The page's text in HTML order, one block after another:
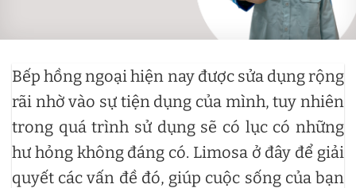
Bếp hồng ngoại hiện nay được sửa dụng rộng
rãi nhờ vào sự tiện dụng của mình, tuy nhiên
trong quá trình sử dụng sẽ có lục có những
hư hỏng không đáng có. Limosa ở đây để giải
quyết các vấn đề đó, giúp cuộc sống của bạn